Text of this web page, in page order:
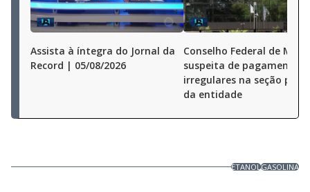
Assista à íntegra do Jornal da
Record | 05/08/2026
Conselho Federal de
suspeita de pagamentos
irregulares na seção
da entidade
ETANOLGASOLINA